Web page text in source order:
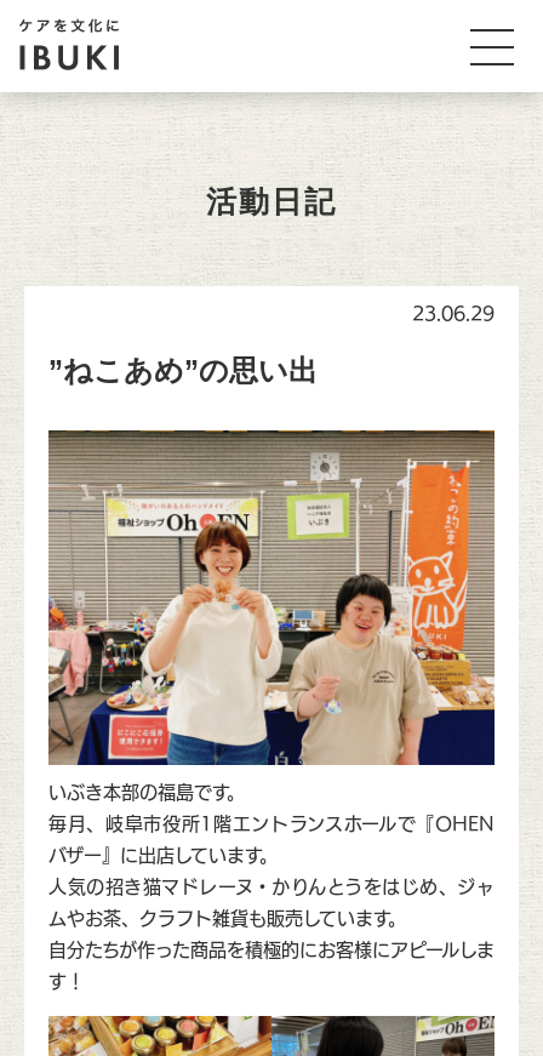
活動日記
23.06.29
”ねこあめ”の思い出
いぶき本部の福島です。
毎月、岐阜市役所1階エントランスホールで『OHEN
バザー』に出店しています。
人気の招き猫マドレーヌ・かりんとうをはじめ、ジャ
ムやお茶、クラフト雑貨も販売しています。
自分たちが作った商品を積極的にお客様にアピールしま
す！